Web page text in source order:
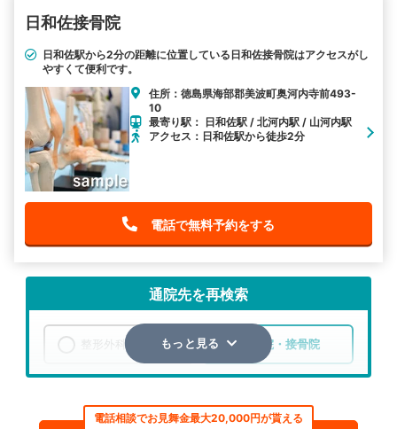
駅から探す
日和佐接骨院
日和佐駅から2分の距離に位置している日和佐接骨院はアクセスがし
やすくて便利です。
住所：徳島県海部郡美波町奥河内寺前493-
10
最寄り駅： 日和佐駅 / 北河内駅 / 山河内駅
アクセス：日和佐駅から徒歩2分
電話で無料予約をする
通院先を再検索
整形外科 整骨院・接骨院
もっと見る
電話相談でお見舞金最大20,000円が貰える